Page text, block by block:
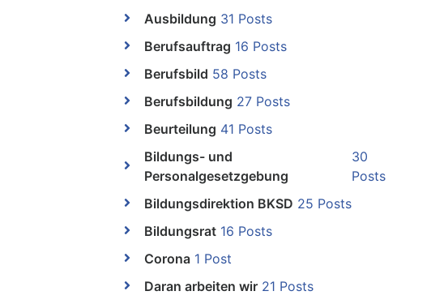
Ausbildung 31 Posts
Berufsauftrag 16 Posts
Berufsbild 58 Posts
Berufsbildung 27 Posts
Beurteilung 41 Posts
Bildungs- und
Personalgesetzgebung
30
Posts
Bildungsdirektion BKSD 25 Posts
Bildungsrat 16 Posts
Corona 1 Post
Daran arbeiten wir 21 Posts